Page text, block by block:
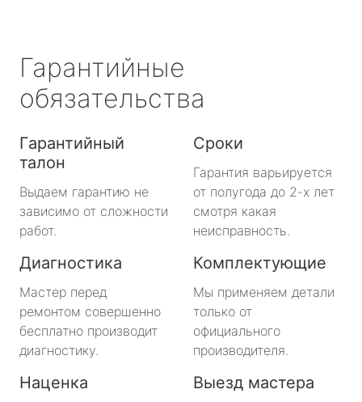
Гарантийные
обязательства
Гарантийный
талон
Выдаем гарантию не
зависимо от сложности
работ.
Сроки
Гарантия варьируется
от полугода до 2-х лет
смотря какая
неисправность.
Диагностика
Мастер перед
ремонтом совершенно
бесплатно производит
диагностику.
Комплектующие
Мы применяем детали
только от
официального
производителя.
Наценка Выезд мастера